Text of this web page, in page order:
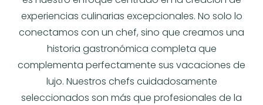
experiencias culinarias excepcionales. No solo lo
conectamos con un chef, sino que creamos una
historia gastronómica completa que
complementa perfectamente sus vacaciones de
lujo. Nuestros chefs cuidadosamente
seleccionados son más que profesionales de la